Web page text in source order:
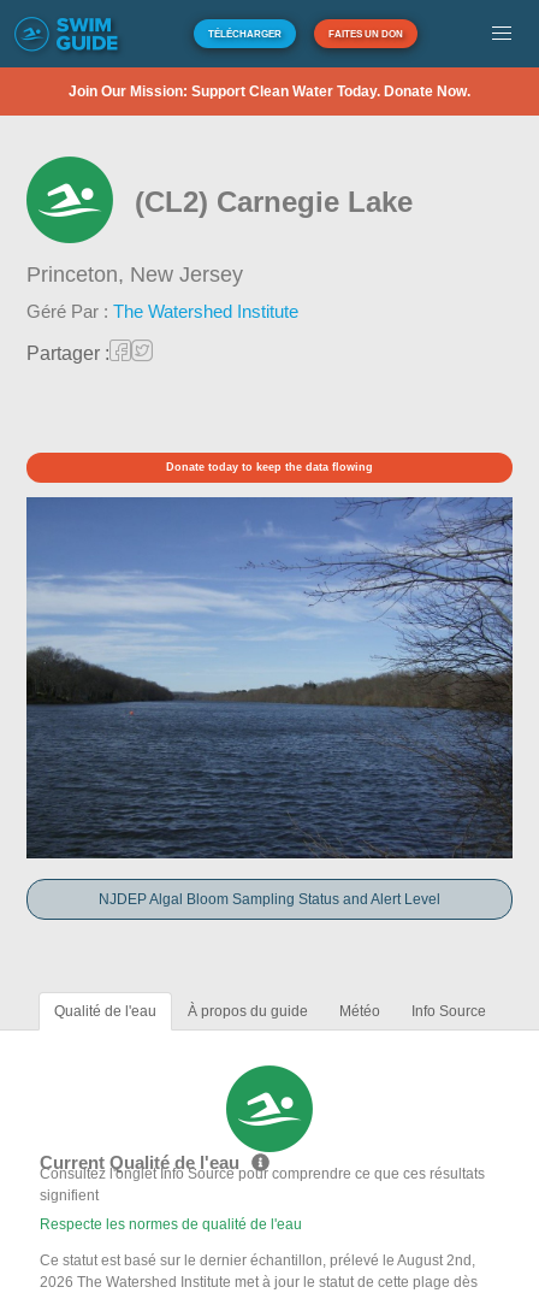
TÉLÉCHARGER FAITES UN DON
Join Our Mission: Support Clean Water Today. Donate Now.
(CL2) Carnegie Lake
Princeton, New Jersey
Géré Par :The Watershed Institute
Partager :
Donate today to keep the data flowing
NJDEP Algal Bloom Sampling Status and Alert Level
Qualité de l'eau À propos du guide Météo Info Source
Current Qualité de l'eau
Consultez l'onglet Info Source pour comprendre ce que ces résultats
signifient
Respecte les normes de qualité de l'eau
Ce statut est basé sur le dernier échantillon, prélevé le August 2nd,
2026 The Watershed Institute met à jour le statut de cette plage dès